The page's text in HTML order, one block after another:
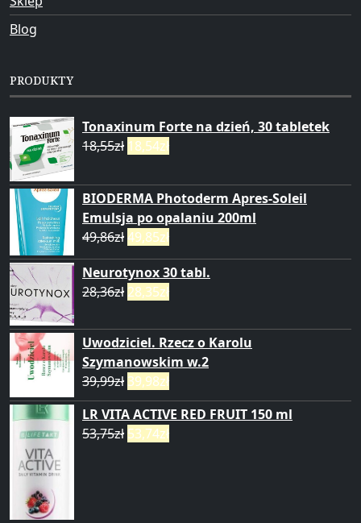
Blog
PRODUKTY
Tonaxinum Forte na dzień, 30 tabletek
18,55zł 18,54zł
BIODERMA Photoderm Apres-Soleil
Emulsja po opalaniu 200ml
49,86zł49,85zł
Neurotynox 30 tabl.
28,36zł 28,35zł
Uwodziciel. Rzecz o Karolu
Szymanowskim w.2
39,99zł 39,98zł
LR VITA ACTIVE RED FRUIT 150 ml
53,75zł 53,74zł